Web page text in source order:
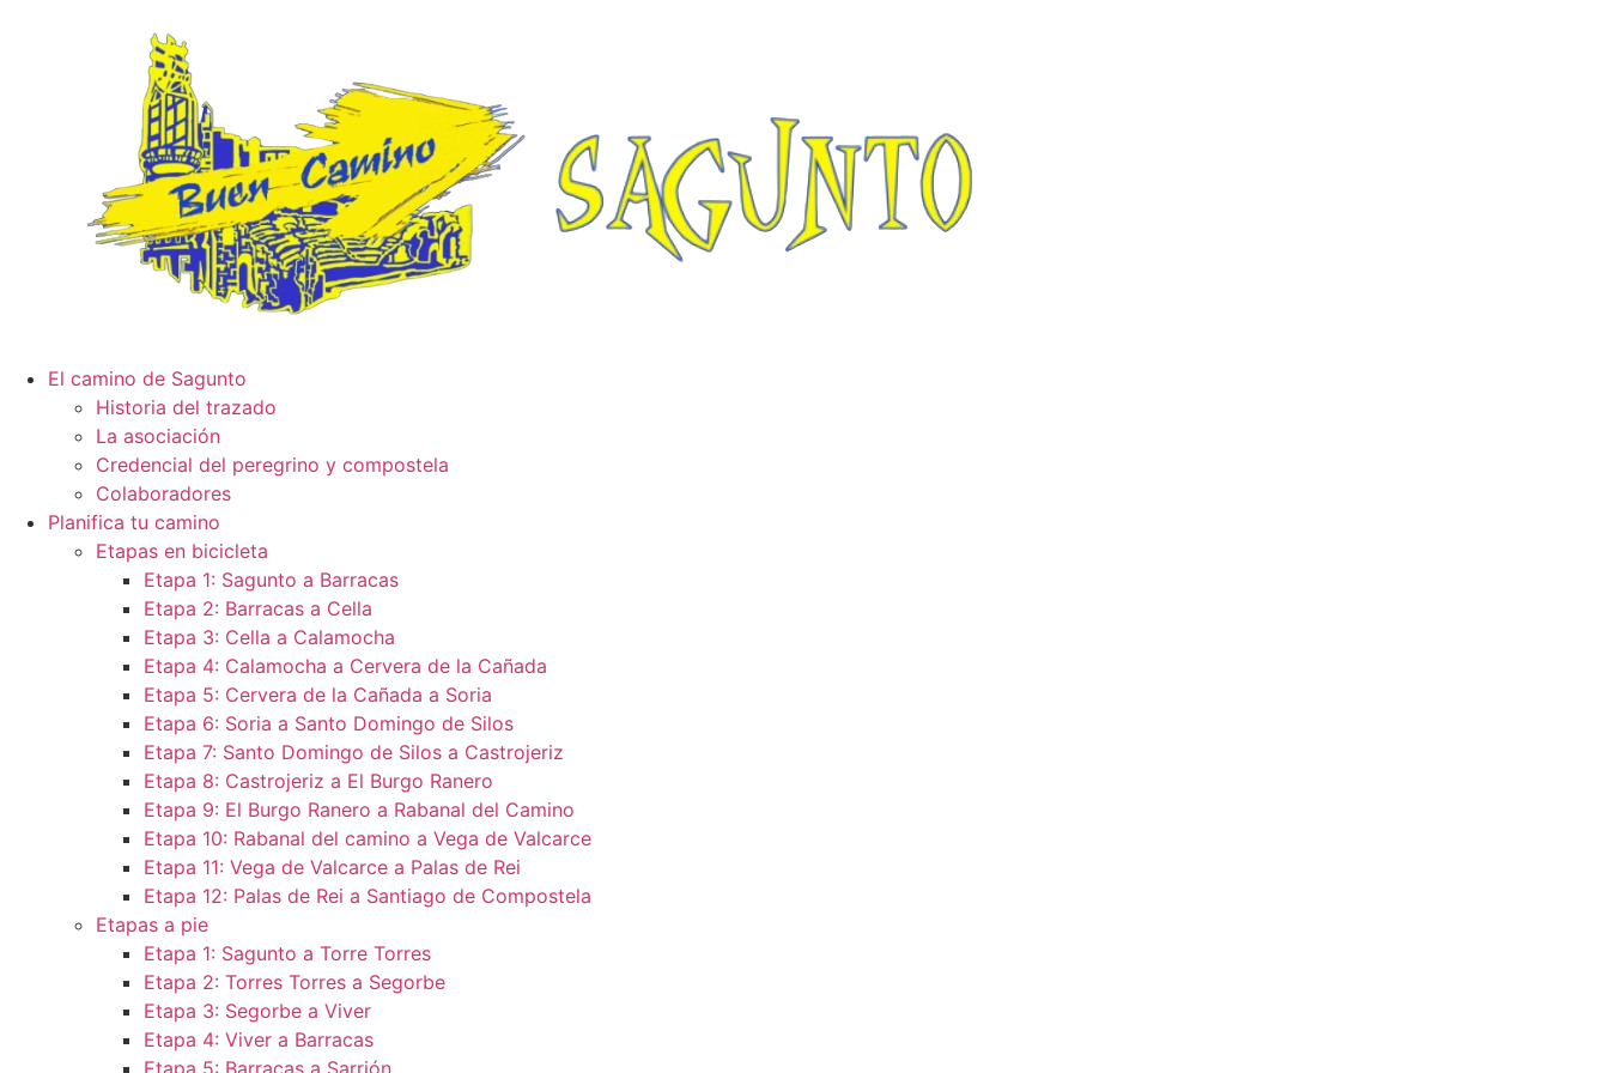
El camino de Sagunto
Historia del trazado
La asociación
Credencial del peregrino y compostela
Colaboradores
Planifica tu camino
Etapas en bicicleta
Etapa 1: Sagunto a Barracas
Etapa 2: Barracas a Cella
Etapa 3: Cella a Calamocha
Etapa 4: Calamocha a Cervera de la Cañada
Etapa 5: Cervera de la Cañada a Soria
Etapa 6: Soria a Santo Domingo de Silos
Etapa 7: Santo Domingo de Silos a Castrojeriz
Etapa 8: Castrojeriz a El Burgo Ranero
Etapa 9: El Burgo Ranero a Rabanal del Camino
Etapa 10: Rabanal del camino a Vega de Valcarce
Etapa 11: Vega de Valcarce a Palas de Rei
Etapa 12: Palas de Rei a Santiago de Compostela
Etapas a pie
Etapa 1: Sagunto a Torre Torres
Etapa 2: Torres Torres a Segorbe
Etapa 3: Segorbe a Viver
Etapa 4: Viver a Barracas
Etapa 5: Barracas a Sarrión